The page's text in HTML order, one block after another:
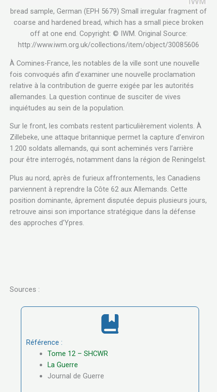
bread sample, German (EPH 5679) Small irregular fragment of
coarse and hardened bread, which has a small piece broken
off at one end. Copyright: © IWM. Original Source:
http://www.iwm.org.uk/collections/item/object/30085606
À Comines-France, les notables de la ville sont une nouvelle
fois convoqués afin d’examiner une nouvelle proclamation
relative à la contribution de guerre exigée par les autorités
allemandes. La question continue de susciter de vives
inquiétudes au sein de la population.
Sur le front, les combats restent particulièrement violents. À
Zillebeke, une attaque britannique permet la capture d’environ
1.200 soldats allemands, qui sont acheminés vers l’arrière
pour être interrogés, notamment dans la région de Reningelst.
Plus au nord, après de furieux affrontements, les Canadiens
parviennent à reprendre la Côte 62 aux Allemands. Cette
position dominante, âprement disputée depuis plusieurs jours,
retrouve ainsi son importance stratégique dans la défense
des approches d’Ypres.
Sources :
Référence :
Tome 12 – SHCWR
La Guerre
Journal de Guerre